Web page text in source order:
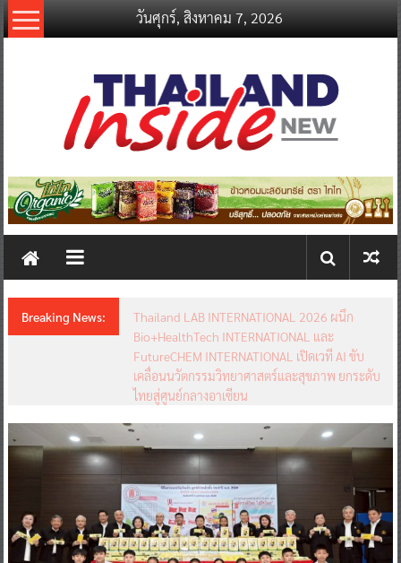
Skip
to
วันศุกร์, สิงหาคม 7, 2026
thailandinsidenew.com
Thailand
New
Breaking News:
Thailand LAB INTERNATIONAL 2026 ผนึก
Bio+HealthTech INTERNATIONAL และ
FutureCHEM INTERNATIONAL เปิดเวที AI ขับ
เคลื่อนนวัตกรรมวิทยาศาสตร์และสุขภาพ ยกระดับ
ไทยสู่ศูนย์กลางอาเซียน